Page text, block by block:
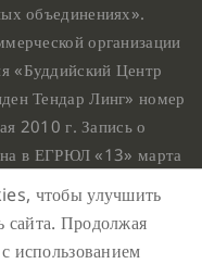
объединениях».
организации
«Буддийский Центр
Тендар Линг» номер
2010 г. Запись о
в ЕГРЮЛ «13» марта
права защищены
чтобы улучшить
сайта. Продолжая
использованием